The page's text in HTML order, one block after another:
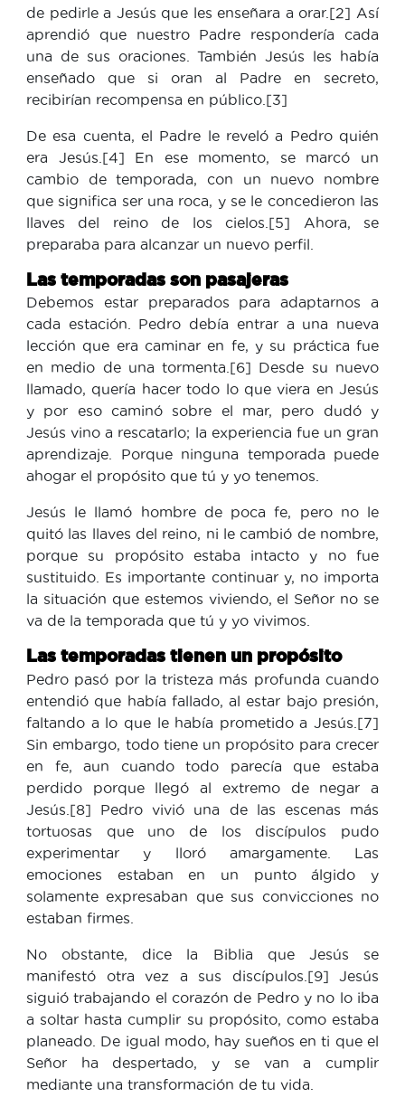
de pedirle a Jesús que les enseñara a orar.[2] Así
aprendió que nuestro Padre respondería cada
una de sus oraciones. También Jesús les había
enseñado que si oran al Padre en secreto,
recibirían recompensa en público.[3]
De esa cuenta, el Padre le reveló a Pedro quién
era Jesús.[4] En ese momento, se marcó un
cambio de temporada, con un nuevo nombre
que significa ser una roca, y se le concedieron las
llaves del reino de los cielos.[5] Ahora, se
preparaba para alcanzar un nuevo perfil.
Las temporadas son pasajeras
Debemos estar preparados para adaptarnos a
cada estación. Pedro debía entrar a una nueva
lección que era caminar en fe, y su práctica fue
en medio de una tormenta.[6] Desde su nuevo
llamado, quería hacer todo lo que viera en Jesús
y por eso caminó sobre el mar, pero dudó y
Jesús vino a rescatarlo; la experiencia fue un gran
aprendizaje. Porque ninguna temporada puede
ahogar el propósito que tú y yo tenemos.
Jesús le llamó hombre de poca fe, pero no le
quitó las llaves del reino, ni le cambió de nombre,
porque su propósito estaba intacto y no fue
sustituido. Es importante continuar y, no importa
la situación que estemos viviendo, el Señor no se
va de la temporada que tú y yo vivimos.
Las temporadas tienen un propósito
Pedro pasó por la tristeza más profunda cuando
entendió que había fallado, al estar bajo presión,
faltando a lo que le había prometido a Jesús.[7]
Sin embargo, todo tiene un propósito para crecer
en fe, aun cuando todo parecía que estaba
perdido porque llegó al extremo de negar a
Jesús.[8] Pedro vivió una de las escenas más
tortuosas que uno de los discípulos pudo
experimentar y lloró amargamente. Las
emociones estaban en un punto álgido y
solamente expresaban que sus convicciones no
estaban firmes.
No obstante, dice la Biblia que Jesús se
manifestó otra vez a sus discípulos.[9] Jesús
siguió trabajando el corazón de Pedro y no lo iba
a soltar hasta cumplir su propósito, como estaba
planeado. De igual modo, hay sueños en ti que el
Señor ha despertado, y se van a cumplir
mediante una transformación de tu vida.